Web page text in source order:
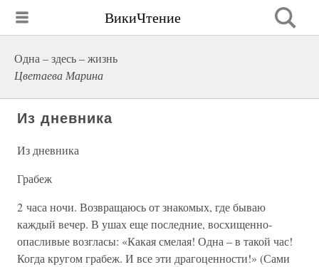
ВикиЧтение
Одна – здесь – жизнь
Цветаева Марина
Из дневника
Из дневника
Грабеж
2 часа ночи. Возвращаюсь от знакомых, где бываю
каждый вечер. В ушах еще последние, восхищенно-
опасливые возгласы: «Какая смелая! Одна – в такой час!
Когда кругом грабеж. И все эти драгоценности!» (Сами